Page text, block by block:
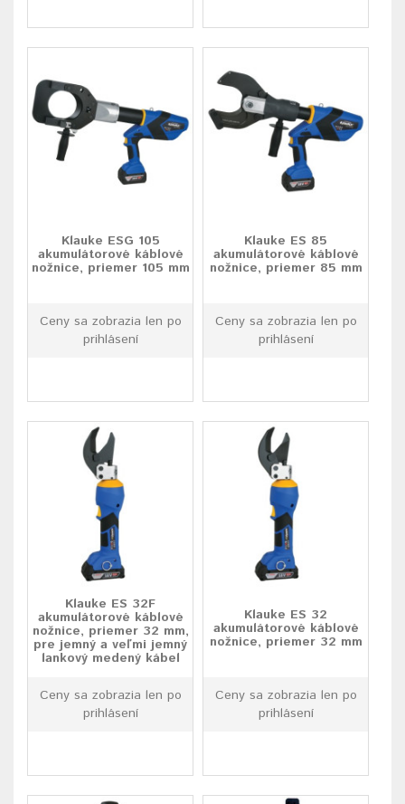
Klauke ESG 105
akumulátorové káblové
nožnice, priemer 105 mm
Ceny sa zobrazia len po
prihlásení
Klauke ES 85
akumulátorové káblové
nožnice, priemer 85 mm
Ceny sa zobrazia len po
prihlásení
Klauke ES 32F
akumulátorové káblové
nožnice, priemer 32 mm,
pre jemný a veľmi jemný
lankový medený kábel
Ceny sa zobrazia len po
prihlásení
Klauke ES 32
akumulátorové káblové
nožnice, priemer 32 mm
Ceny sa zobrazia len po
prihlásení